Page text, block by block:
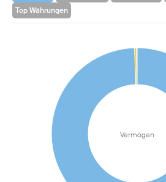
Top Währungen
Vermögen